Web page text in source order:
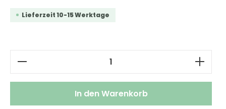
Lieferzeit 10-15 Werktage
Produkt Anzahl: Gib den
In den Warenkorb